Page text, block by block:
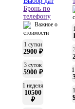
Бронь по
телефону
Важное о
стоимости
1 сутки
2900 ₽
3 суток
5900 ₽
1 неделя
10500
₽